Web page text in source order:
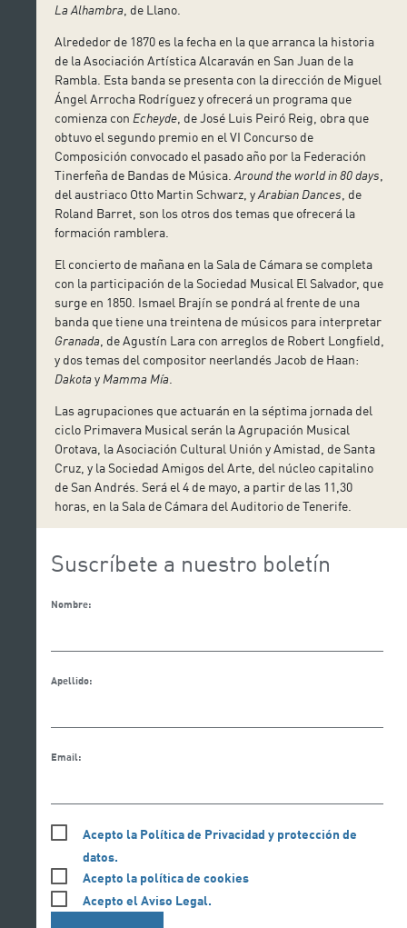
La Alhambra , de Llano.
Alrededor de 1870 es la fecha en la que arranca la historia
de la Asociación Artística Alcaraván en San Juan de la
Rambla. Esta banda se presenta con la dirección de Miguel
Ángel Arrocha Rodríguez y ofrecerá un programa que
comienza con Echeyde , de José Luis Peiró Reig, obra que
obtuvo el segundo premio en el VI Concurso de
Composición convocado el pasado año por la Federación
Tinerfeña de Bandas de Música.Around the world in 80 days
del austriaco Otto Martin Schwarz, yArabian Dances , de
Roland Barret, son los otros dos temas que ofrecerá la
formación ramblera.
El concierto de mañana en la Sala de Cámara se completa
con la participación de la Sociedad Musical El Salvador, que
surge en 1850. Ismael Brajín se pondrá al frente de una
banda que tiene una treintena de músicos para interpretar
Granada , de Agustín Lara con arreglos de Robert Longfield,
y dos temas del compositor neerlandés Jacob de Haan:
Dakotay Mamma Mía
Las agrupaciones que actuarán en la séptima jornada del
ciclo Primavera Musical serán la Agrupación Musical
Orotava, la Asociación Cultural Unión y Amistad, de Santa
Cruz, y la Sociedad Amigos del Arte, del núcleo capitalino
de San Andrés. Será el 4 de mayo, a partir de las 11,30
horas, en la Sala de Cámara del Auditorio de Tenerife.
Suscríbete a nuestro boletín
Nombre:
Apellido:
Email:
Acepto la Política de Privacidad y protección de
datos.
Acepto la política de cookies
Acepto el Aviso Legal.